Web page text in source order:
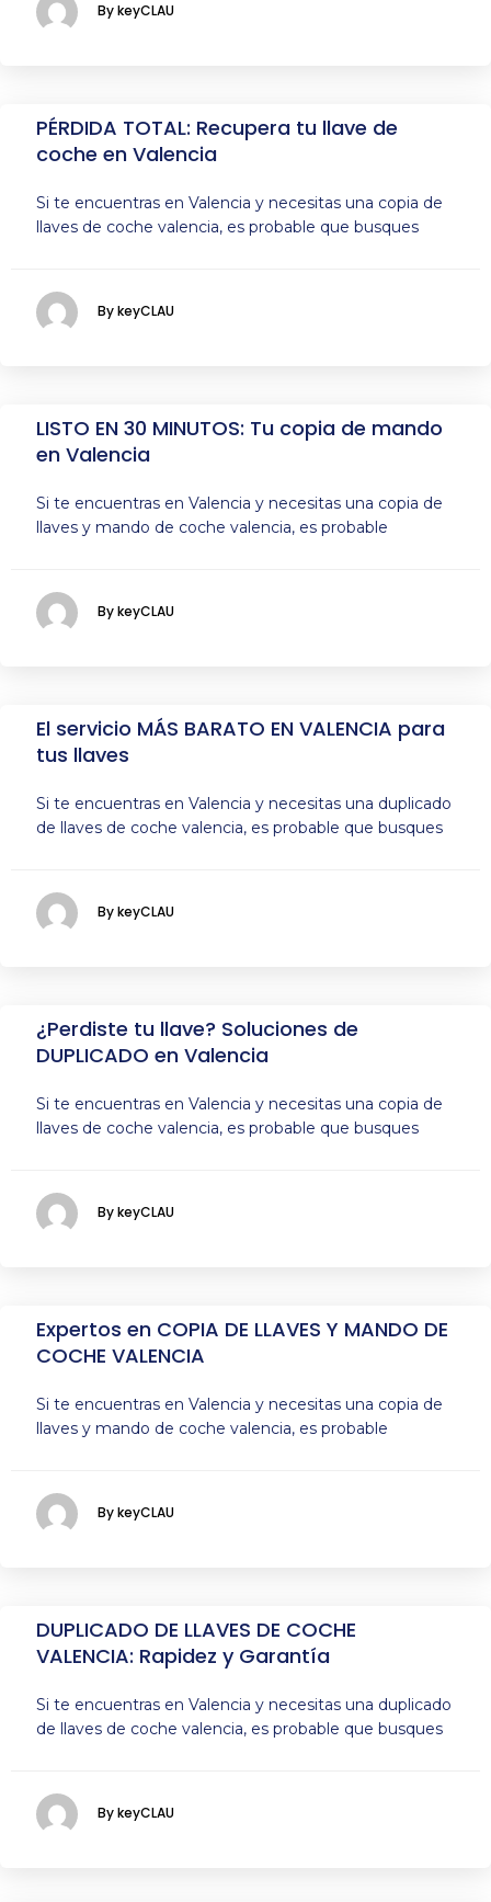
By keyCLAU
PÉRDIDA TOTAL: Recupera tu llave de
coche en Valencia
Si te encuentras en Valencia y necesitas una copia de
llaves de coche valencia, es probable que busques
By keyCLAU
LISTO EN 30 MINUTOS: Tu copia de mando
en Valencia
Si te encuentras en Valencia y necesitas una copia de
llaves y mando de coche valencia, es probable
By keyCLAU
El servicio MÁS BARATO EN VALENCIA para
tus llaves
Si te encuentras en Valencia y necesitas una duplicado
de llaves de coche valencia, es probable que busques
By keyCLAU
¿Perdiste tu llave? Soluciones de
DUPLICADO en Valencia
Si te encuentras en Valencia y necesitas una copia de
llaves de coche valencia, es probable que busques
By keyCLAU
Expertos en COPIA DE LLAVES Y MANDO DE
COCHE VALENCIA
Si te encuentras en Valencia y necesitas una copia de
llaves y mando de coche valencia, es probable
By keyCLAU
DUPLICADO DE LLAVES DE COCHE
VALENCIA: Rapidez y Garantía
Si te encuentras en Valencia y necesitas una duplicado
de llaves de coche valencia, es probable que busques
By keyCLAU